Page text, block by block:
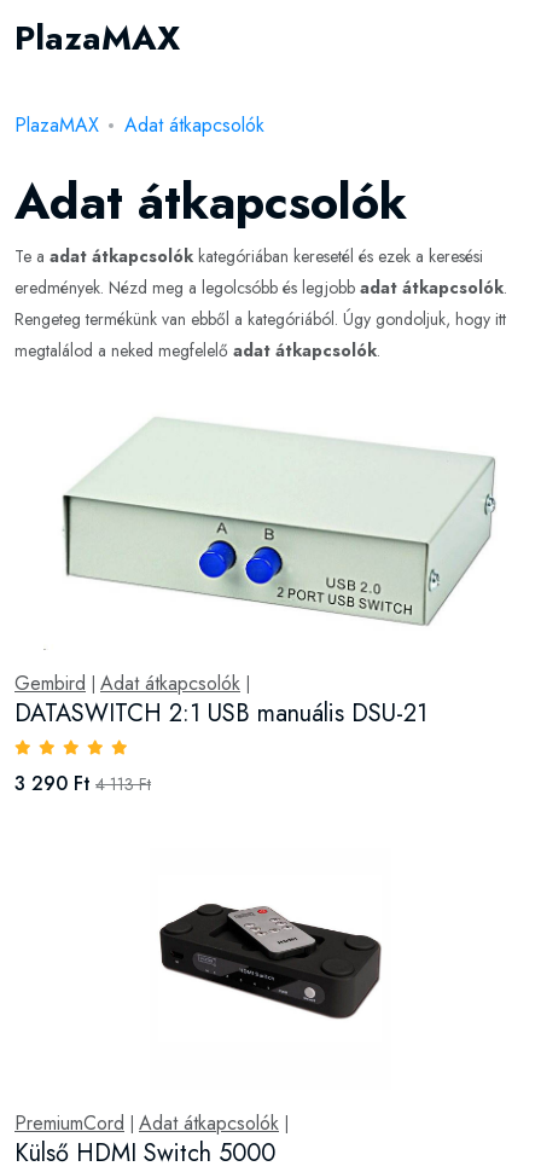
PlazaMAX
PlazaMAX Adat átkapcsolók
Adat átkapcsolók
Te a adat átkapcsolók kategóriában keresetél és ezek a keresési
eredmények. Nézd meg a legolcsóbb és legjobb adat átkapcsolók.
Rengeteg termékünk van ebből a kategóriából. Úgy gondoljuk, hogy itt
megtalálod a neked megfelelő adat átkapcsolók.
Gembird Adat átkapcsolók
DATASWITCH 2:1 USB manuális DSU-21
3 290 Ft 4 113 Ft
PremiumCord Adat átkapcsolók
Külső HDMI Switch 5000